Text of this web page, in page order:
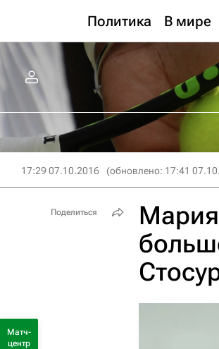
Политика В мире
17:29 07.10.2016 (обновлено: 17:41
Поделиться
Матч-
центр